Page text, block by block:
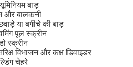
बाड़
और बालकनी
या बगीचे की बाड़
पूल स्क्रीन
स्क्रीन
विभाजन और कक्ष डिवाइडर
चेहरे